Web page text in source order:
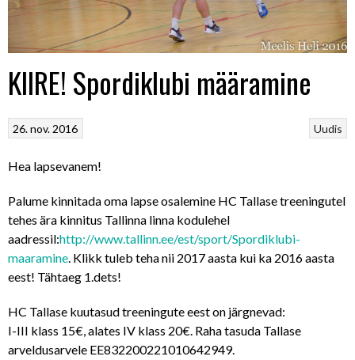
KIIRE! Spordiklubi määramine
Uudis
26. nov. 2016
Hea lapsevanem!
Palume kinnitada oma lapse osalemine HC Tallase treeningutel
tehes ära kinnitus Tallinna linna kodulehel
aadressil:http://www.tallinn.ee/est/sport/Spordiklubi-
maaramine. Klikk tuleb teha nii 2017 aasta kui ka 2016 aasta
eest! Tähtaeg 1.dets!
HC Tallase kuutasud treeningute eest on järgnevad:
I-III klass 15€, alates IV klass 20€. Raha tasuda Tallase
arveldusarvele EE832200221010642949.